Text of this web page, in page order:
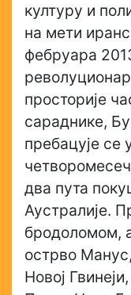
културу и
на мети
фебруара
просторије
сараднике,
пребацује се
два пута
Аустралије.
бродоломом,
острво
Новој